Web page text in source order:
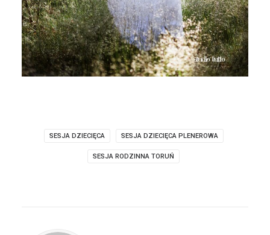
SESJA DZIECIĘCA SESJA DZIECIĘCA PLENEROWA
SESJA RODZINNA TORUŃ